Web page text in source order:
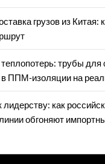
грузов из Китая:
трубы для
ППМ‑изоляции на
как
обгоняют